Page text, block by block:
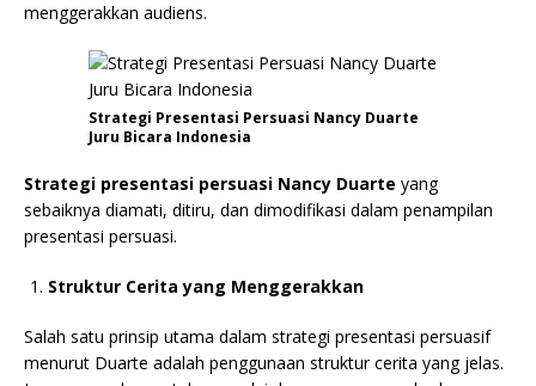
menggerakkan audiens.
Strategi Presentasi Persuasi Nancy Duarte
Juru Bicara Indonesia
Strategi presentasi persuasi Nancy Duarte yang
sebaiknya diamati, ditiru, dan dimodifikasi dalam penampilan
presentasi persuasi.
Struktur Cerita yang Menggerakkan
Salah satu prinsip utama dalam strategi presentasi persuasif
menurut Duarte adalah penggunaan struktur cerita yang jelas.